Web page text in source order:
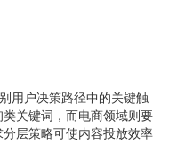
用户决策路径中的关键触
关键词，而电商领域则要
层策略可使内容投放效率